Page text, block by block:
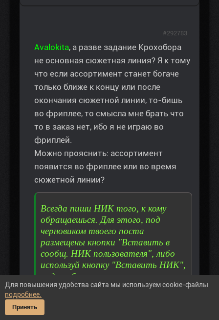
Avalokita, а разве задание Крохобора
не основная сюжетная линия? Я к тому
что если ассортимент станет богаче
только ближе к концу или после
окончания сюжетной линии, то-бишь
во фриплее, то смысла мне брать что
то в заказ нет, ибо я не играю во
фриплей.
Можно прояснить: ассортимент
появится во фриплее или во время
сюжетной линии?
Всегда пиши НИК того, к кому
обращаешься. Для этого, под
черновиком твоего поста
размещены кнопки "Вставить в
сообщ. НИК пользователя", либо
используй кнопку "Вставить НИК",
под сообщением пользователя,
которому ты адресуешь свой пост.
#292783
Для повышения удобства сайта мы используем cookie-файлы
подробнее.
Принять